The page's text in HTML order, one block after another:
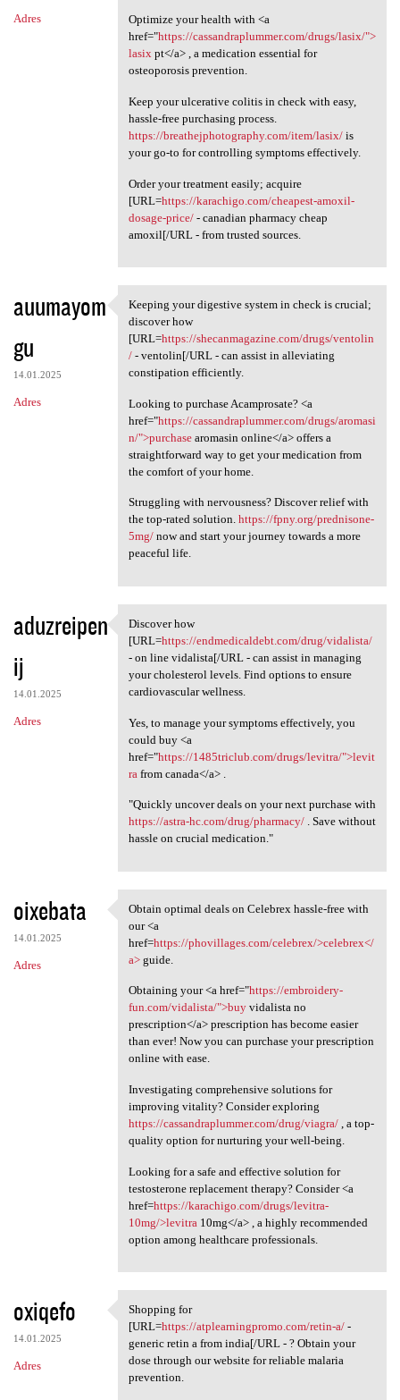
Adres
Optimize your health with <a
href="https://cassandraplummer.com/drugs/lasix/">
lasixpt</a> , a medication essential for
osteoporosis prevention.
Keep your ulcerative colitis in check with easy,
hassle-free purchasing process.
https://breathejphotography.com/item/lasix/is
your go-to for controlling symptoms effectively.
Order your treatment easily; acquire
[URL=https://karachigo.com/cheapest-amoxil-
dosage-price/- canadian pharmacy cheap
amoxil[/URL - from trusted sources.
auumayom
gu
14.01.2025
Adres
Keeping your digestive system
Keeping your digestive system in check is crucial;
discover how
[URL=https://shecanmagazine.com/drugs/ventolin
/- ventolin[/URL - can assist in alleviating
constipation efficiently.
Looking to purchase Acamprosate? <a
href="https://cassandraplummer.com/drugs/aromasi
n/">purchasearomasin online</a> offers a
straightforward way to get your medication from
the comfort of your home.
Struggling with nervousness? Discover relief with
the top-rated solution. https://fpny.org/prednisone-
5mg/now and start your journey towards a more
peaceful life.
aduzreipen
ij
14.01.2025
Adres
Discover how [URL=https:/
Discover how
[URL=https://endmedicaldebt.com/drug/vidalista/
- on line vidalista[/URL - can assist in managing
your cholesterol levels. Find options to ensure
cardiovascular wellness.
Yes, to manage your symptoms effectively, you
could buy <a
href="https://1485triclub.com/drugs/levitra/">levit
ra from canada</a> .
"Quickly uncover deals on your next purchase with
https://astra-hc.com/drug/pharmacy/. Save without
hassle on crucial medication."
oixebata
14.01.2025
Adres
Obtain optimal deals on
Obtain optimal deals on Celebrex hassle-free with
our <a
href=https://phovillages.com/celebrex/>celebrex</
a>guide.
Obtaining your <a href="https://embroidery-
fun.com/vidalista/">buyvidalista no
prescription</a> prescription has become easier
than ever! Now you can purchase your prescription
online with ease.
Investigating comprehensive solutions for
improving vitality? Consider exploring
https://cassandraplummer.com/drug/viagra/, a top-
quality option for nurturing your well-being.
Looking for a safe and effective solution for
testosterone replacement therapy? Consider <a
href=https://karachigo.com/drugs/levitra-
10mg/>levitra 10mg</a> , a highly recommended
option among healthcare professionals.
oxiqefo
14.01.2025
Adres
Shopping for [URL=https:/
Shopping for
[URL=https://atplearningpromo.com/retin-a/-
generic retin a from india[/URL - ? Obtain your
dose through our website for reliable malaria
prevention.